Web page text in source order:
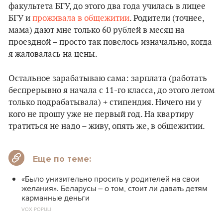
факультета БГУ, до этого два года училась в лицее
БГУ и проживала в общежитии. Родители (точнее,
мама) дают мне только 60 рублей в месяц на
проездной – просто так повелось изначально, когда
я жаловалась на цены.
Остальное зарабатываю сама: зарплата (работать
беспрерывно я начала с 11-го класса, до этого летом
только подрабатывала) + стипендия. Ничего ни у
кого не прошу уже не первый год. На квартиру
тратиться не надо – живу, опять же, в общежитии.
Еще по теме:
«Было унизительно просить у родителей на свои
желания». Беларусы – о том, стоит ли давать детям
карманные деньги
VOX POPULI